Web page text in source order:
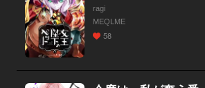
ragi
MEQLME
58